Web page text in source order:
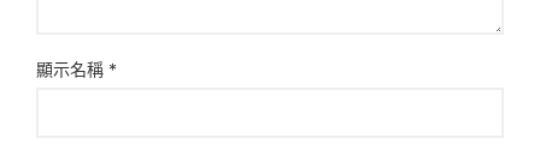
顯示名稱 *